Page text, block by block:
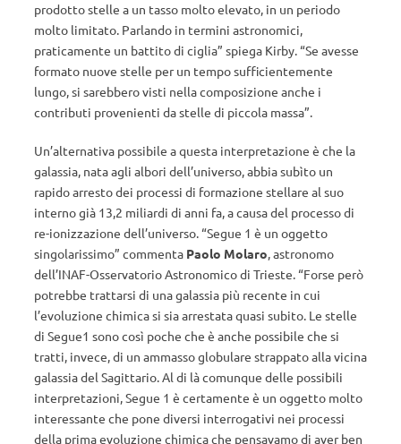
prodotto stelle a un tasso molto elevato, in un periodo
molto limitato. Parlando in termini astronomici,
praticamente un battito di ciglia” spiega Kirby. “Se avesse
formato nuove stelle per un tempo sufficientemente
lungo, si sarebbero visti nella composizione anche i
contributi provenienti da stelle di piccola massa”.
Un’alternativa possibile a questa interpretazione è che la
galassia, nata agli albori dell’universo, abbia subìto un
rapido arresto dei processi di formazione stellare al suo
interno già 13,2 miliardi di anni fa, a causa del processo di
re-ionizzazione dell’universo. “Segue 1 è un oggetto
singolarissimo” commenta Paolo Molaro, astronomo
dell’INAF-Osservatorio Astronomico di Trieste. “Forse però
potrebbe trattarsi di una galassia più recente in cui
l’evoluzione chimica si sia arrestata quasi subito. Le stelle
di Segue1 sono così poche che è anche possibile che si
tratti, invece, di un ammasso globulare strappato alla vicina
galassia del Sagittario. Al di là comunque delle possibili
interpretazioni, Segue 1 è certamente è un oggetto molto
interessante che pone diversi interrogativi nei processi
della prima evoluzione chimica che pensavamo di aver ben